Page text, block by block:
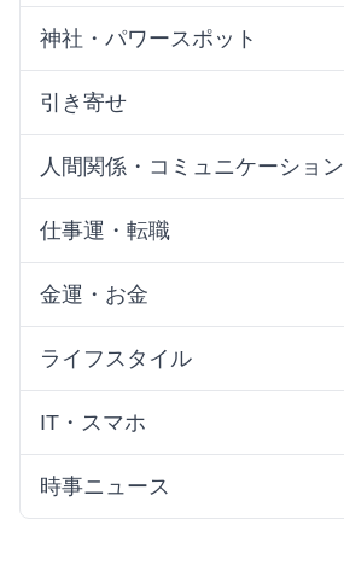
神社・パワースポット
引き寄せ
人間関係・コミュニケーション
仕事運・転職
金運・お金
ライフスタイル
IT・スマホ
時事ニュース